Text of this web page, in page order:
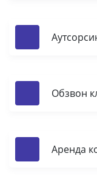
Обзвон
Аренда